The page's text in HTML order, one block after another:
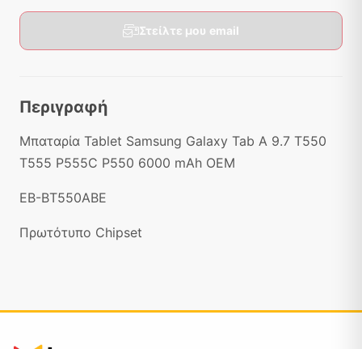
Στείλτε μου email
Περιγραφή
Μπαταρία Tablet Samsung Galaxy Tab A 9.7 T550
T555 P555C P550 6000 mAh OEM
EB-BT550ABE
Πρωτότυπο Chipset